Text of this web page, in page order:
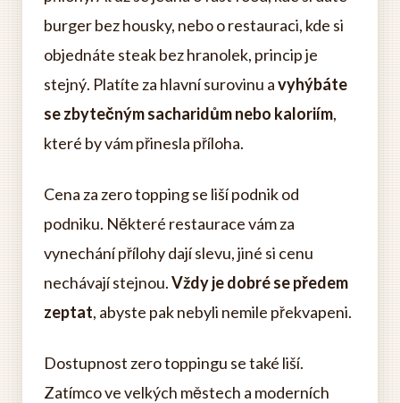
burger bez housky, nebo o restauraci, kde si
objednáte steak bez hranolek, princip je
stejný. Platíte za hlavní surovinu avyhýbáte
se zbytečným sacharidům nebo kaloriím,
které by vám přinesla příloha.
Cena za zero topping se liší podnik od
podniku. Některé restaurace vám za
vynechání přílohy dají slevu, jiné si cenu
nechávají stejnou.Vždy je dobré se předem
zeptat, abyste pak nebyli nemile překvapeni.
Dostupnost zero toppingu se také liší.
Zatímco ve velkých městech a moderních